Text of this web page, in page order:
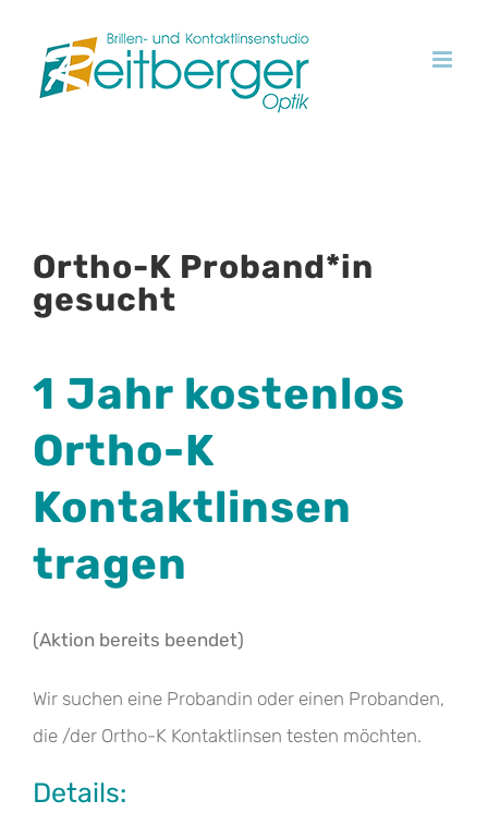
content
Ortho-K Proband*in
gesucht
1 Jahr kostenlos
Ortho-K
Kontaktlinsen
tragen
(Aktion bereits beendet)
Wir suchen eine Probandin oder einen Probanden,
die /der Ortho-K Kontaktlinsen testen möchten.
Details: